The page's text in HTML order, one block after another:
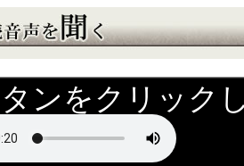
ンをクリック